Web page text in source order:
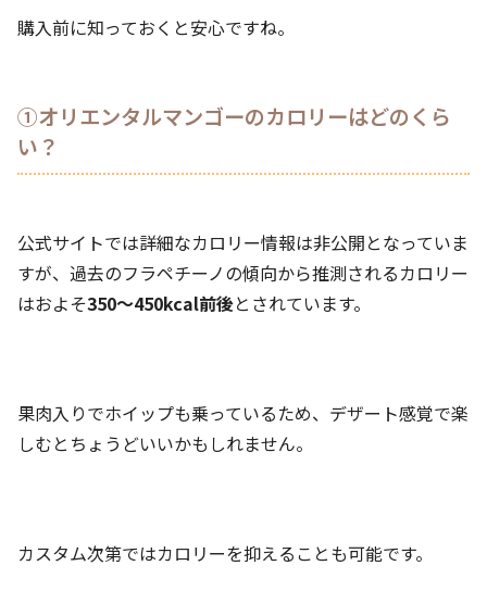
購入前に知っておくと安心ですね。
①オリエンタルマンゴーのカロリーはどのくら
い？
公式サイトでは詳細なカロリー情報は非公開となっていま
すが、過去のフラペチーノの傾向から推測されるカロリー
はおよそ350～450kcal前後とされています。
果肉入りでホイップも乗っているため、デザート感覚で楽
しむとちょうどいいかもしれません。
カスタム次第ではカロリーを抑えることも可能です。